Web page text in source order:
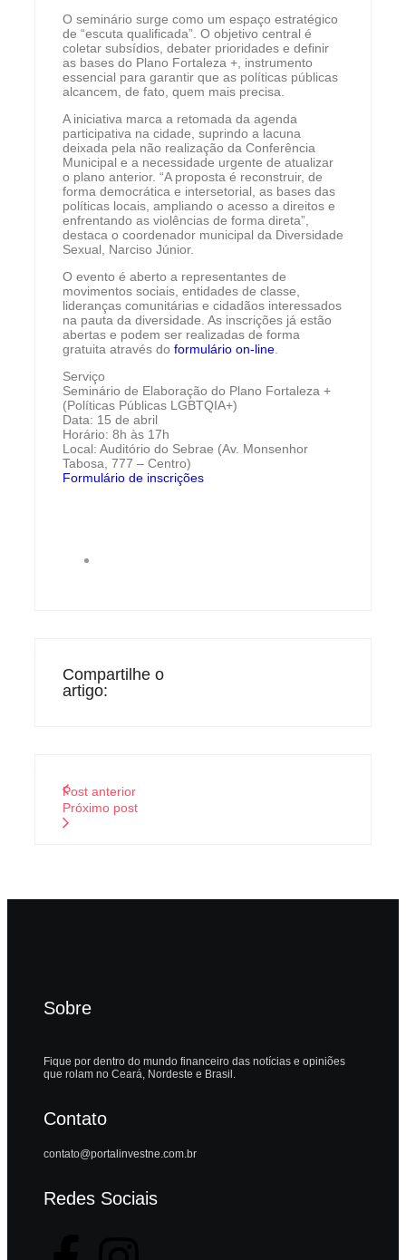
O seminário surge como um espaço estratégico
de “escuta qualificada”. O objetivo central é
coletar subsídios, debater prioridades e definir
as bases do Plano Fortaleza +, instrumento
essencial para garantir que as políticas públicas
alcancem, de fato, quem mais precisa.
A iniciativa marca a retomada da agenda
participativa na cidade, suprindo a lacuna
deixada pela não realização da Conferência
Municipal e a necessidade urgente de atualizar
o plano anterior. “A proposta é reconstruir, de
forma democrática e intersetorial, as bases das
políticas locais, ampliando o acesso a direitos e
enfrentando as violências de forma direta”,
destaca o coordenador municipal da Diversidade
Sexual, Narciso Júnior.
O evento é aberto a representantes de
movimentos sociais, entidades de classe,
lideranças comunitárias e cidadãos interessados
na pauta da diversidade. As inscrições já estão
abertas e podem ser realizadas de forma
gratuita através do formulário on-line
Serviço
Seminário de Elaboração do Plano Fortaleza +
(Políticas Públicas LGBTQIA+)
Data: 15 de abril
Horário: 8h às 17h
Local: Auditório do Sebrae (Av. Monsenhor
Tabosa, 777 – Centro)
Formulário de inscrições
Compartilhe o
artigo:
Post anterior
Próximo post
Sobre
Fique por dentro do mundo financeiro das notícias e opiniões
que rolam no Ceará, Nordeste e Brasil.
Contato
contato@portalinvestne.com.br
Redes Sociais